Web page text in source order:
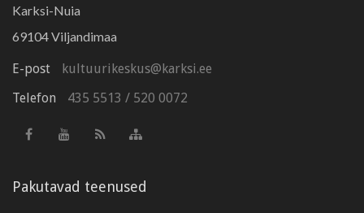
Karksi-Nuia
69104 Viljandimaa
E-post
kultuurikeskus@karksi.ee
Telefon
435 5513 / 520 0072
Pakutavad teenused